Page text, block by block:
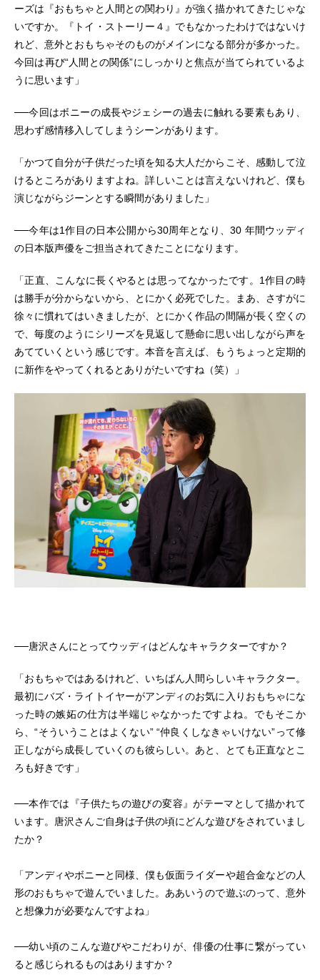
ーズは『おもちゃと人間との関わり』が強く描かれてきたじゃな
いですか。『トイ・ストーリー４』でもなかったわけではないけ
れど、意外とおもちゃそのものがメインになる部分が多かった。
今回は再び“人間との関係”にしっかりと焦点が当てられているよ
うに思います」
──今回はボニーの成長やジェシーの過去に触れる要素もあり、
思わず感情移入してしまうシーンがあります。
「かつて自分が子供だった頃を知る大人だからこそ、感動して泣
けるところがありますよね。詳しいことは言えないけれど、僕も
演じながらジーンとする瞬間がありました」
──今年は1作目の日本公開から30周年となり、30 年間ウッディ
の日本版声優をご担当されてきたことになります。
「正直、こんなに長くやるとは思ってなかったです。1作目の時
は勝手が分からないから、とにかく必死でした。まあ、さすがに
徐々に慣れてはいきましたが、とにかく作品の間隔が長く空くの
で、毎度のようにシリーズを見返して懸命に思い出しながら声を
あてていくという感じです。本音を言えば、もうちょっと定期的
に新作をやってくれるとありがたいですね（笑）」
──唐沢さんにとってウッディはどんなキャラクターですか？
「おもちゃではあるけれど、いちばん人間らしいキャラクター。
最初にバズ・ライトイヤーがアンディのお気に入りおもちゃにな
った時の嫉妬の仕方は半端じゃなかったですよね。でもそこか
ら、“そういうことはよくない” “仲良くしなきゃいけない”って修
正しながら成長していくのも彼らしい。あと、とても正直なとこ
ろも好きです」
──本作では『子供たちの遊びの変容』がテーマとして描かれて
います。唐沢さんご自身は子供の頃にどんな遊びをされていまし
たか？
「アンディやボニーと同様、僕も仮面ライダーや超合金などの人
形のおもちゃで遊んでいました。ああいうので遊ぶのって、意外
と想像力が必要なんですよね」
──幼い頃のこんな遊びやこだわりが、俳優の仕事に繋がってい
ると感じられるものはありますか？